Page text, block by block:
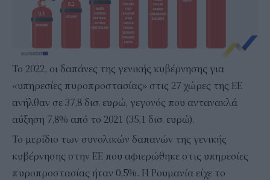
Το 2022, οι δαπάνες της γενικής κυβέρνησης για
«υπηρεσίες πυροπροστασίας» στις 27 χώρες της ΕΕ
ανήλθαν σε 37,8 δισ. ευρώ, γεγονός που αντανακλά
αύξηση 7,8% από το 2021 (35,1 δισ. ευρώ).
Το μερίδιο των συνολικών δαπανών της γενικής
κυβέρνησης στην ΕΕ που αφιερώθηκε στις υπηρεσίες
πυροπροστασίας ήταν 0,5%. Η Ρουμανία είχε το